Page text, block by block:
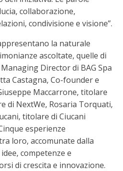
collaborazione,
condivisione e visione”.
la naturale
ascoltate, quelle di
Director di BAG Spa
Castagna, Co-founder e
Maccarrone, titolare
di NextWe, Rosaria Torquati,
titolare di Ciucani
esperienze
loro, accomunate dalla
competenze e
di crescita e innovazione.